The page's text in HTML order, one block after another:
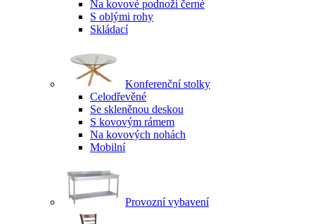
Na kovové podnoži černé
S oblými rohy
Skládací
Konferenční stolky
Celodřevěné
Se skleněnou deskou
S kovovým rámem
Na kovových nohách
Mobilní
Provozní vybavení